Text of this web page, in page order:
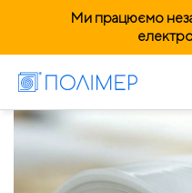
Ми працюємо